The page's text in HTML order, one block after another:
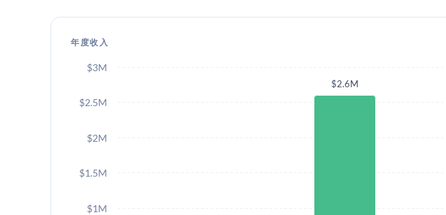
年度收入
$2.6M
$1M
$1.5M
$2M
$2.5M
$3M